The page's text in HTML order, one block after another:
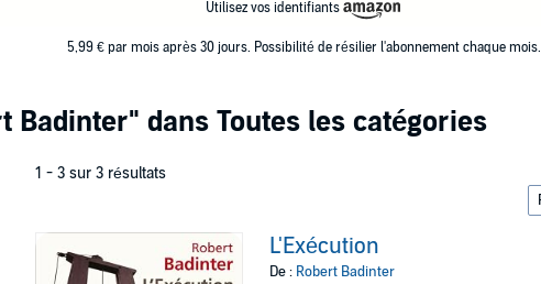
Utilisez vos identifiants
5,99 € par mois après 30 jours. Possibilité de résilier l'abonnement chaque mois.
Badinter" dans Toutes les catégories
1 - 3 sur 3 résultats
L'Exécution
De : Robert Badinter